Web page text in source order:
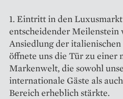
1. Eintritt in den
entscheidender Meilenstein
Ansiedlung der
öffnete uns die Tür zu einer
Markenwelt, die sowohl
internationale Gäste als
Bereich erheblich stärkte.